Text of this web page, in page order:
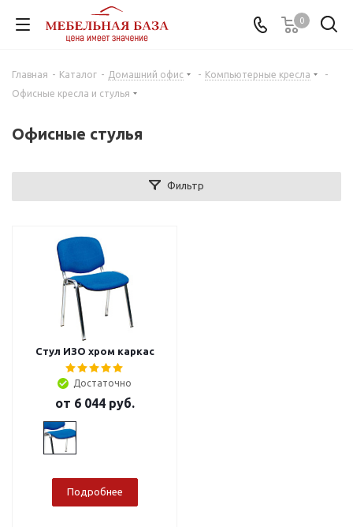
0
Главная - Каталог - Домашний офис - Компьютерные кресла
-
Офисные кресла и стулья
Офисные стулья
Фильтр
Стул ИЗО хром каркас
Достаточно
от 6 044 руб.
Подробнее